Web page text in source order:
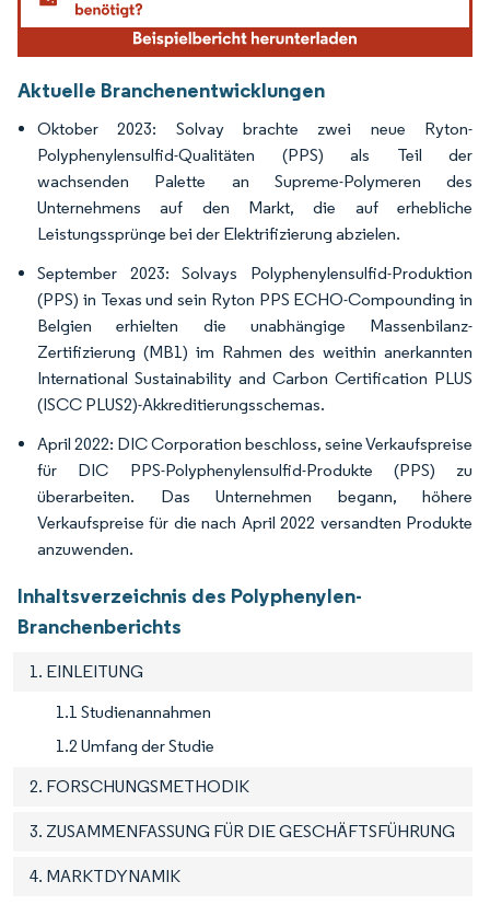
Aktuelle Branchenentwicklungen
Oktober 2023: Solvay brachte zwei neue Ryton-
Polyphenylensulfid-Qualitäten (PPS) als Teil der
wachsenden Palette an Supreme-Polymeren des
Unternehmens auf den Markt, die auf erhebliche
Leistungssprünge bei der Elektrifizierung abzielen.
September 2023: Solvays Polyphenylensulfid-Produktion
(PPS) in Texas und sein Ryton PPS ECHO-Compounding in
Belgien erhielten die unabhängige Massenbilanz-
Zertifizierung (MB1) im Rahmen des weithin anerkannten
International Sustainability and Carbon Certification PLUS
(ISCC PLUS2)-Akkreditierungsschemas.
April 2022: DIC Corporation beschloss, seine Verkaufspreise
für DIC PPS-Polyphenylensulfid-Produkte (PPS) zu
überarbeiten. Das Unternehmen begann, höhere
Verkaufspreise für die nach April 2022 versandten Produkte
anzuwenden.
Inhaltsverzeichnis des Polyphenylen-
Branchenberichts
1. EINLEITUNG
1.1 Studienannahmen
1.2 Umfang der Studie
2. FORSCHUNGSMETHODIK
3. ZUSAMMENFASSUNG FÜR DIE GESCHÄFTSFÜHRUNG
4. MARKTDYNAMIK